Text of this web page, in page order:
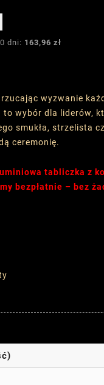
dni: 163,96 zł
wyzwanie
to wybór dla liderów,
smukła, strzelista
ceremonię.
tabliczka z
bezpłatnie – bez